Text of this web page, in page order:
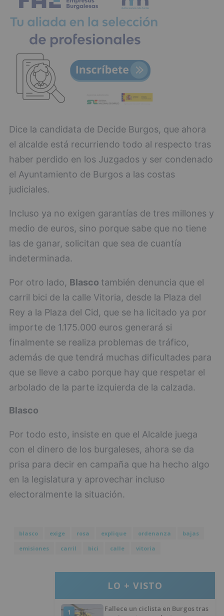
Dice la candidata de Decide Burgos, que ahora
el alcalde está recurriendo todo al respecto tras
haber perdido en los Juzgados y ser condenado
el Ayuntamiento de Burgos a las costas
judiciales.
Incluso ya no exigen garantías de tres millones y
medio de euros, sino porque sabe que no tiene
las de ganar, solicitan que sea de cuantía
indeterminada.
Por otro lado, Blasco también denuncia que el
carril bici de la calle Vitoria, desde la Plaza del
Rey a la Plaza del Cid, que se ha licitado ya por
importe de 1.175.000 euros generará si
finalmente se realiza problemas de tráfico,
además de que tendrá muchas dificultades para
que se lleve a cabo porque hay que respetar el
arbolado de la parte izquierda de la calzada.
Blasco
Por todo esto, insiste en que el Alcalde juega
con el dinero de los burgaleses, ahora se da
prisa para decir en campaña que ha hecho algo
en la legislatura y aprovechar incluso
electoralmente la situación.
blasco exige rosa explique ordenanza
bajas
emisiones
carril bici calle vitoria
LO + VISTO
1
Fallece un ciclista en Burgos tras